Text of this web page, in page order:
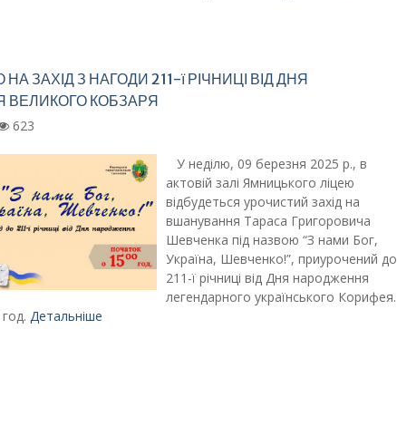
ЗАХІД З НАГОДИ 211-ї РІЧНИЦІ ВІД ДНЯ
КОБЗАРЯ
623
У неділю, 09 березня 2025 р., в
актовій залі Ямницького ліцею
відбудеться урочистий захід на
вшанування Тараса Григоровича
Шевченка під назвою “З нами Бог,
Україна, Шевченко!”, приурочений до
211-ї річниці від Дня народження
легендарного українського Корифея.
Детальніше